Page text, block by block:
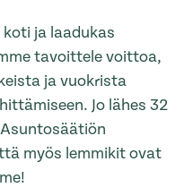
ja laadukas
tavoittele voittoa,
ja vuokrista
Jo lähes 32
myös lemmikit ovat